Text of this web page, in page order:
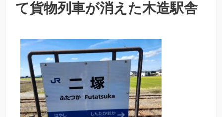
て貨物列車が消えた木造駅舎